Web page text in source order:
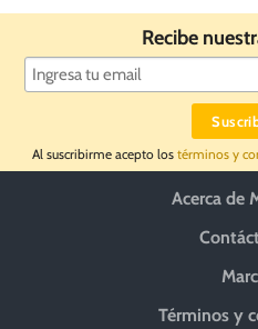
Recibe
Al suscribirme acepto los términos y
Acerca de
Términos y